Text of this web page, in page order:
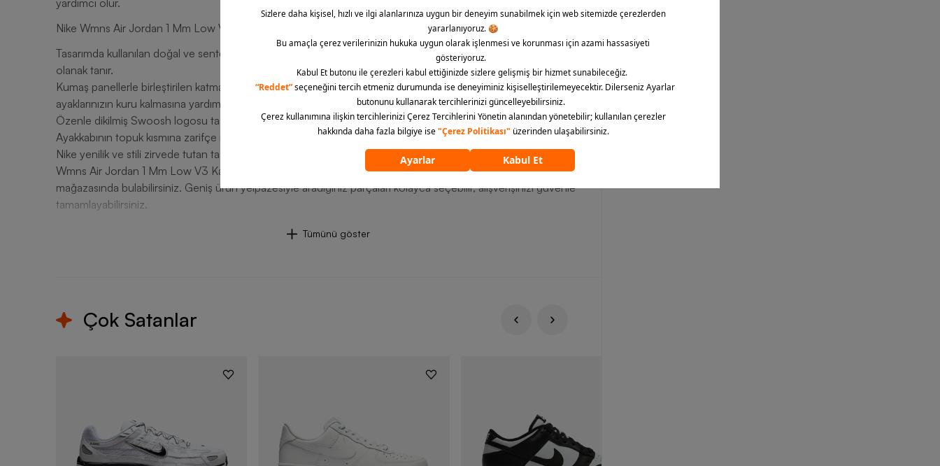
yardımcı olur.
Nike Wmns Air Jordan 1 Mm Low V3 Kadın Spor Ayakkabının Diğer Özellikleri
Tasarımda kullanılan doğal ve sentetik deri kombinasyonu, ayakkabının yapısını güçlendirir, formunu korumasına
olanak tanır.
Kumaş panellerle birleştirilen katmanlı tasarım nefes alabilir yapıdadır. İç kısmında biriken nemi dışarı atarak
ayaklarınızın kuru kalmasına yardımcı olur.
Özenle dikilmiş Swoosh logosu tasarımın kalitesini vurgular.
Ayakkabının topuk kısmına zarifçe işlenen Wings logosu Jordan koleksiyonunun mirasını taşır.
Nike yenilik ve stili zirvede tutan tasarım anlayışıyla öne çıkar. Bu anlayışı en yeni teknolojilerle buluşturan Nike
Wmns Air Jordan 1 Mm Low V3 Kadın Spor Ayakkabı ve markanın diğer ürünlerini Barcin.com online spor giyim
mağazasında bulabilirsiniz. Geniş ürün yelpazesiyle aradığınız parçaları kolayca seçebilir, alışverişinizi güvenle
tamamlayabilirsiniz.
Tümünü göster
Çok Satanlar